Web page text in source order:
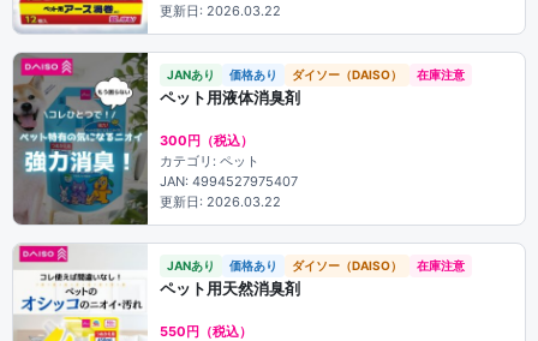
更新日: 2026.03.22
JANあり 価格あり ダイソー（DAISO） 在庫注意
ペット用液体消臭剤
300円（税込）
カテゴリ: ペット
JAN: 4994527975407
更新日: 2026.03.22
JANあり 価格あり ダイソー（DAISO） 在庫注意
ペット用天然消臭剤
550円（税込）